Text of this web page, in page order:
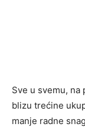
Sve u svemu,
blizu trećine
manje radne